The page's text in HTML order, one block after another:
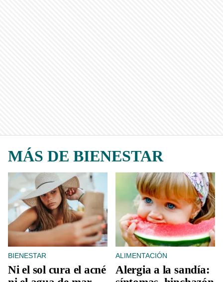
MÁS DE BIENESTAR
BIENESTAR
Ni el sol cura el acné
ALIMENTACIÓN
Alergia a la sandía: